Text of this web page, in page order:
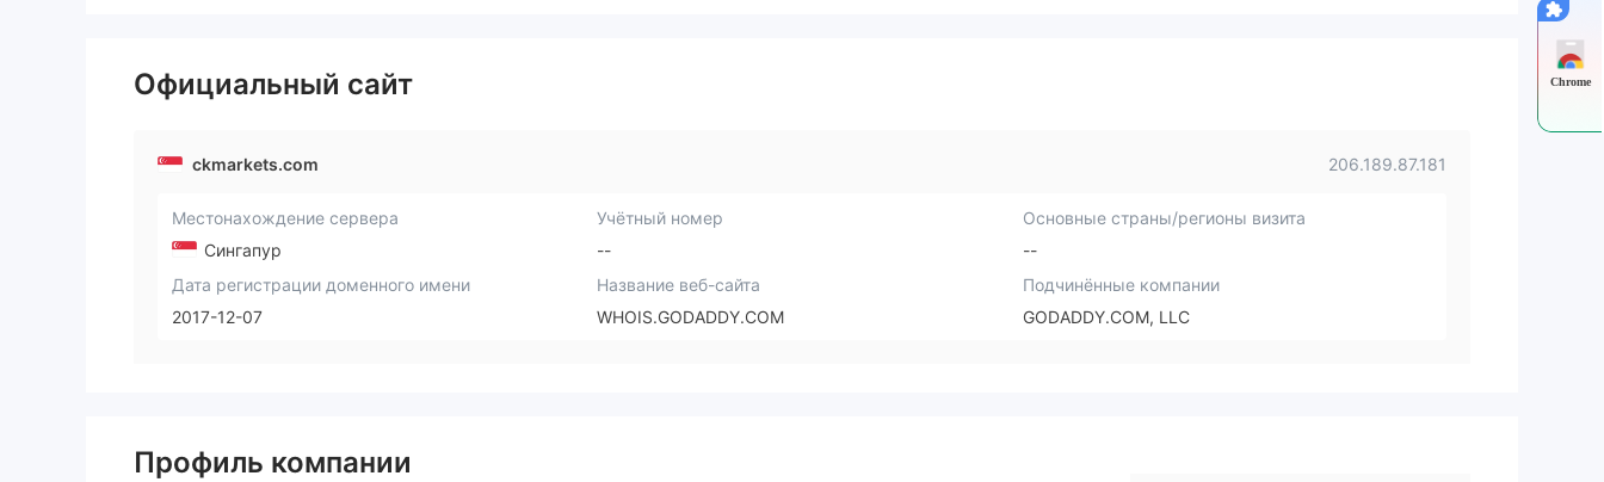
Официальный сайт
ckmarkets.com 206.189.87.181
Местонахождение сервера
Сингапур
Учётный номер
--
Основные страны/регионы визита
--
Дата регистрации доменного имени
2017-12-07
Название веб-сайта
WHOIS.GODADDY.COM
Подчинённые компании
GODADDY.COM, LLC
Профиль компании
Chrome